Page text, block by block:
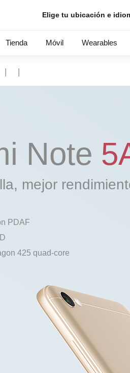
Elige tu ubicación e
Tienda Móvil Wearables
| |
Note
mejor
PDAF
425 quad-core